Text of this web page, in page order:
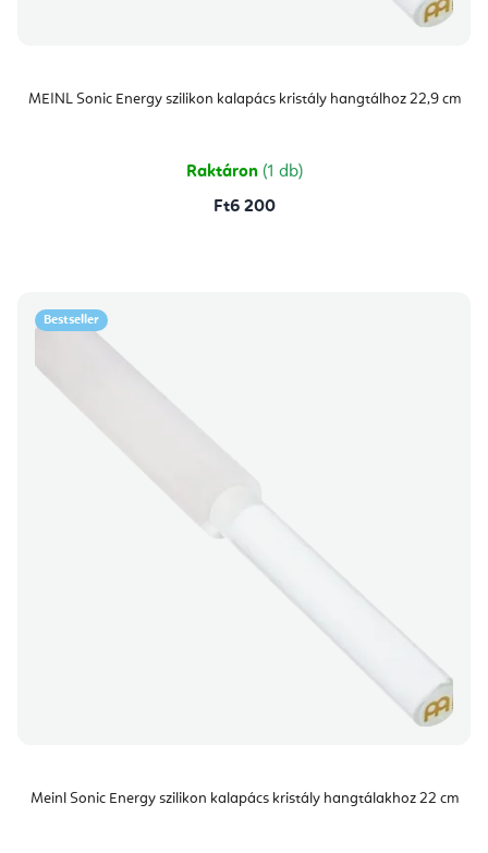
MEINL Sonic Energy szilikon kalapács kristály hangtálhoz 22,9 cm
Raktáron (1 db)
Ft6 200
Bestseller
Meinl Sonic Energy szilikon kalapács kristály hangtálakhoz 22 cm